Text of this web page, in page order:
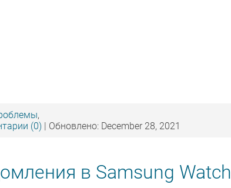
,
(0) | Обновлено: December 28, 2021
в Samsung Watch